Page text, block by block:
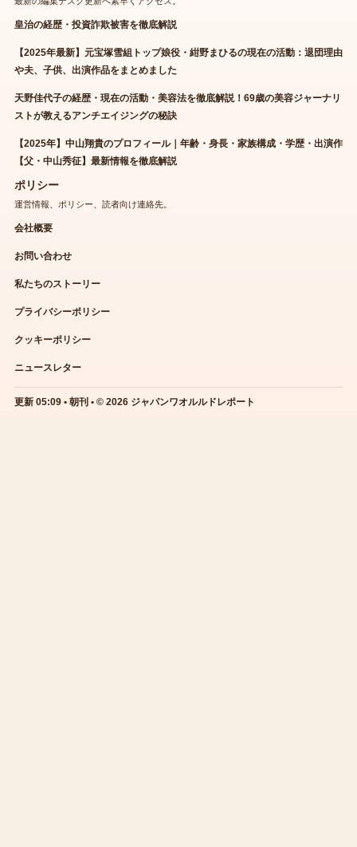
皇治の経歴・投資詐欺被害を徹底解説
【2025年最新】元宝塚雪組トップ娘役・紺野まひるの現在の活動：退団理由
や夫、子供、出演作品をまとめました
天野佳代子の経歴・現在の活動・美容法を徹底解説！69歳の美容ジャーナリ
ストが教えるアンチエイジングの秘訣
【2025年】中山翔貴のプロフィール｜年齢・身長・家族構成・学歴・出演作
【父・中山秀征】最新情報を徹底解説
ポリシー
運営情報、ポリシー、読者向け連絡先。
会社概要
お問い合わせ
私たちのストーリー
プライバシーポリシー
クッキーポリシー
ニュースレター
更新 05:09 • 朝刊 • © 2026 ジャパンワオルルドレポート